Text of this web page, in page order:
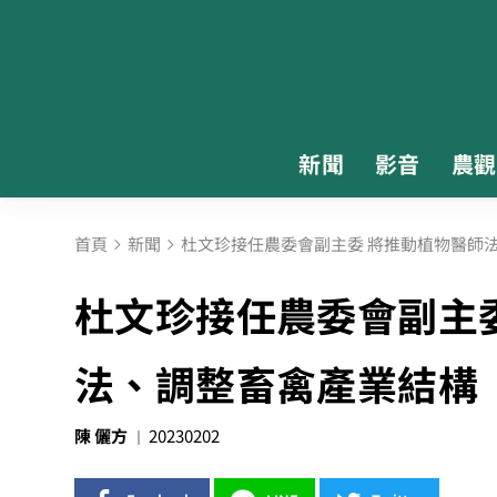
新聞 影音 農
首頁 新聞 杜文珍接任農委會副主委 將推動植物醫
杜文珍接任農委會副
法、調整畜禽產業結構
陳 儷方 20230202